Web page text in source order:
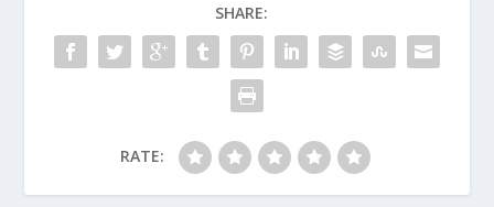
SHARE:
RATE: